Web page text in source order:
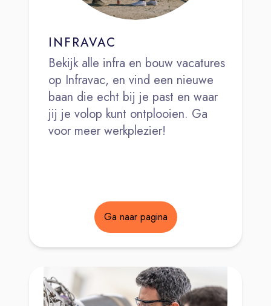
INFRAVAC
Bekijk alle infra en bouw vacatures
op Infravac, en vind een nieuwe
baan die echt bij je past en waar
jij je volop kunt ontplooien. Ga
voor meer werkplezier!
Ga naar pagina